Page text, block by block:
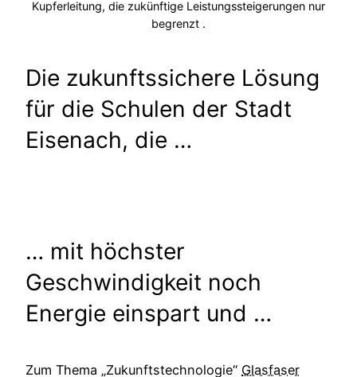
Kupferleitung, die zukünftige Leistungssteigerungen nur
begrenzt .
Die zukunftssichere Lösung
für die Schulen der Stadt
Eisenach, die …
… mit höchster
Geschwindigkeit noch
Energie einspart und …
Zum Thema „Zukunftstechnologie“ Glasfaser